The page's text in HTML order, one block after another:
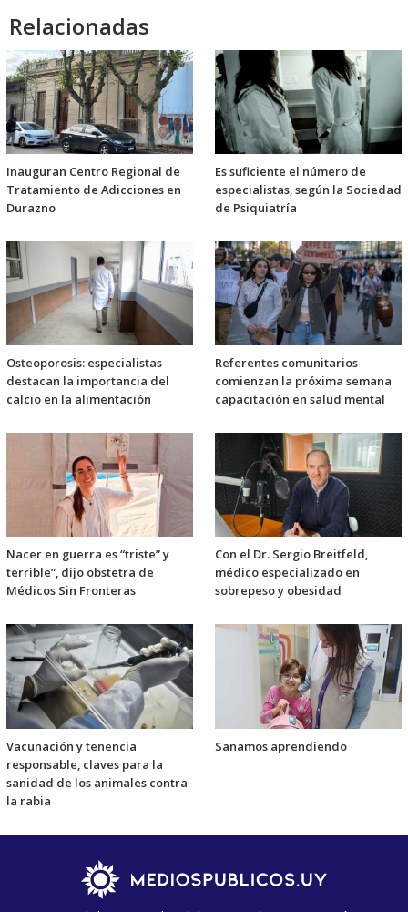
Relacionadas
Inauguran Centro Regional de
Tratamiento de Adicciones en
Durazno
Es suficiente el número de
especialistas, según la Sociedad
de Psiquiatría
Osteoporosis: especialistas
destacan la importancia del
calcio en la alimentación
Referentes comunitarios
comienzan la próxima semana
capacitación en salud mental
Nacer en guerra es “triste” y
terrible”, dijo obstetra de
Médicos Sin Fronteras
Con el Dr. Sergio Breitfeld,
médico especializado en
sobrepeso y obesidad
Vacunación y tenencia
responsable, claves para la
sanidad de los animales contra
la rabia
Sanamos aprendiendo